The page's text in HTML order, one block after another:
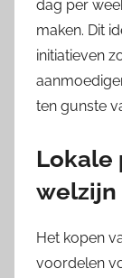
dag per
maken. Dit
initiatieven
ten gunste
Lokale
welzijn
Het kopen
voordelen